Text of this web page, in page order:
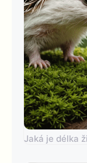
Jaká je délka